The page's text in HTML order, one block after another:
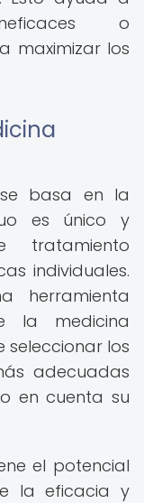
o
maximizar los
basa en la
es único y
tratamiento
individuales.
herramienta
la medicina
seleccionar los
adecuadas
en cuenta su
el potencial
la eficacia y